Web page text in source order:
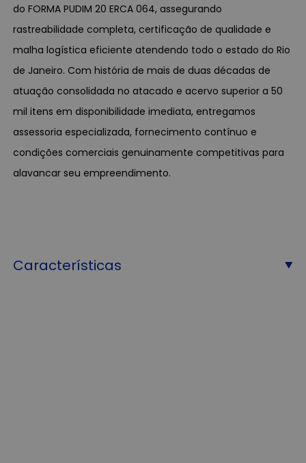
do FORMA PUDIM 20 ERCA 064, assegurando
rastreabilidade completa, certificação de qualidade e
malha logística eficiente atendendo todo o estado do Rio
de Janeiro. Com história de mais de duas décadas de
atuação consolidada no atacado e acervo superior a 50
mil itens em disponibilidade imediata, entregamos
assessoria especializada, fornecimento contínuo e
condições comerciais genuinamente competitivas para
alavancar seu empreendimento.
Características